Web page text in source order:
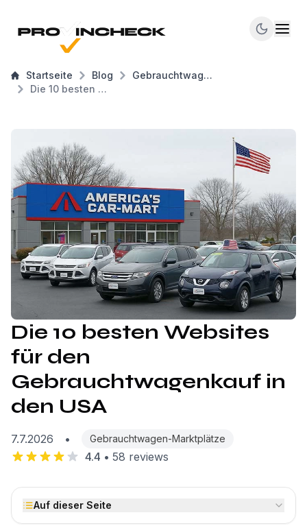
Startseite Blog
Gebrauchtwagen-Marktplätze
Die 10 besten Websites für den Gebrauchtwagenkauf in den USA
Die 10 besten Websites
für den
Gebrauchtwagenkauf in
den USA
7.7.2026 • Gebrauchtwagen-Marktplätze
4.4 • 58 reviews
Auf dieser Seite